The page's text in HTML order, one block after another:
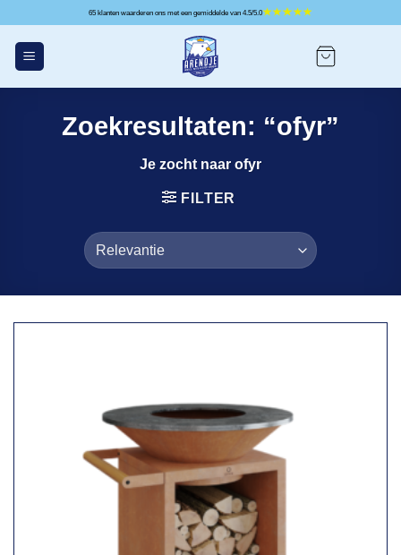
inhoud
65 klanten waarderen ons met een gemiddelde van 4.5/5.0
Zoekresultaten: “ofyr”
Je zocht naar ofyr
FILTER